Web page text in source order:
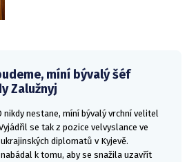
míní bývalý šéf
Zalužnyj
nikdy nestane, míní bývalý vrchní velitel
se tak z pozice velvyslance ve
diplomatů v Kyjevě.
k tomu, aby se snažila uzavřít